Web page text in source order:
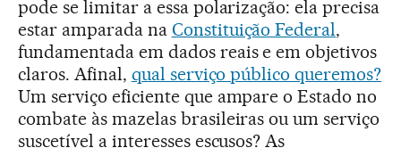
pode se limitar a essa polarização: ela precisa
estar amparada na Constituição Federal,
fundamentada em dados reais e em objetivos
claros. Afinal, qual serviço público queremos?
Um serviço eficiente que ampare o Estado no
combate às mazelas brasileiras ou um serviço
suscetível a interesses escusos? As